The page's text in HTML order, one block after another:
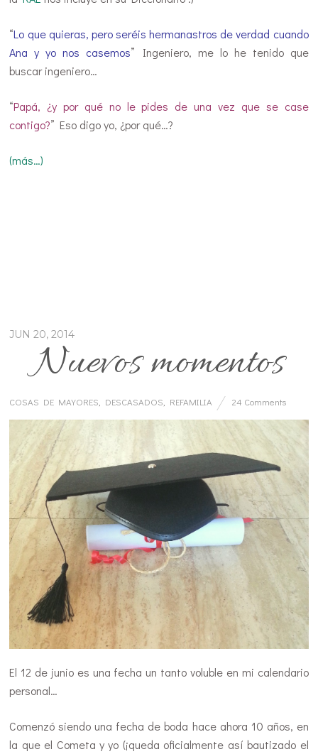
“Lo que quieras, pero seréis hermanastros de verdad cuando
Ana y yo nos casemos” Ingeniero, me lo he tenido que
buscar ingeniero…
“Papá, ¿y por qué no le pides de una vez que se case
contigo?” Eso digo yo, ¿por qué…?
(más…)
JUN 20, 2014
Nuevos momentos
COSAS DE MAYORES DESCASADOS REFAMILIA 24 Comments
El 12 de junio es una fecha un tanto voluble en mi calendario
personal…
Comenzó siendo una fecha de boda hace ahora 10 años, en
la que el Cometa y yo (¡queda oficialmente así bautizado el